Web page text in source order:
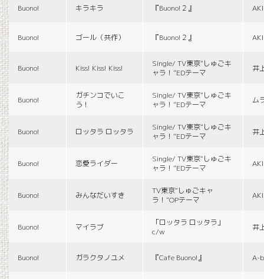
Buono! キラキラ 『Buono!２』
Buono! ゴール（共作） 『Buono!２』
Buono! Kiss! Kiss! Kiss!
Single/ TV東京“しゅごキ
ャラ！”EDテーマ
井
Buono!
ガチンコでいこ
う！
Single/ TV東京“しゅごキ
ャラ！”EDテーマ
ム
Buono! ロッタラ ロッタラ
Single/ TV東京“しゅごキ
ャラ！”EDテーマ
井
Buono! 恋愛ライダー
Single/ TV東京“しゅごキ
ャラ！”EDテーマ
Buono! みんなだいすき
TV東京“しゅごキャ
ラ！”OPテーマ
Buono! マイラブ
「ロッタラ ロッタラ」
c/w
井
Buono! ガラクタノユメ 『Cafe Buono!』 A-